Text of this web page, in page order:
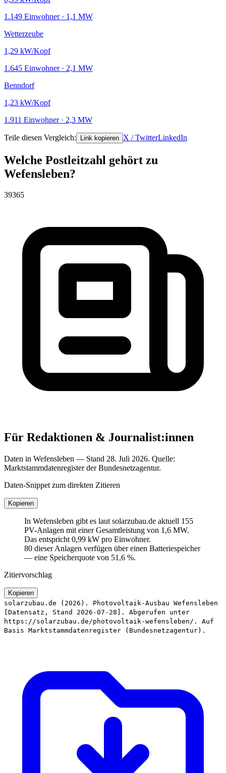
1.149 Einwohner · 1,1 MW
Wetterzeube
1,29 kW/Kopf
1.645 Einwohner · 2,1 MW
Benndorf
1,23 kW/Kopf
1.911 Einwohner · 2,3 MW
Teile diesen Vergleich: Link kopieren X / TwitterLinkedIn
Welche Postleitzahl gehört zu
Wefensleben?
39365
Für Redaktionen & Journalist:innen
Daten in Wefensleben — Stand 28. Juli 2026. Quelle:
Marktstammdatenregister der Bundesnetzagentur.
Daten-Snippet zum direkten Zitieren
Kopieren
In Wefensleben gibt es laut solarzubau.de aktuell 155
PV-Anlagen mit einer Gesamtleistung von 1,6 MW.
Das entspricht 0,99 kW pro Einwohner.
80 dieser Anlagen verfügen über einen Batteriespeicher
— eine Speicherquote von 51,6 %.
Zitiervorschlag
Kopieren
solarzubau.de (2026). Photovoltaik-Ausbau Wefensleben
[Datensatz, Stand 2026-07-28]. Abgerufen unter
https://solarzubau.de/photovoltaik-wefensleben/. Auf
Basis Marktstammdatenregister (Bundesnetzagentur).